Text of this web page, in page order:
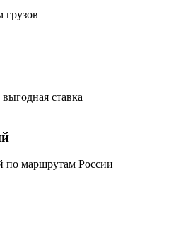
грузов
ставка
по маршрутам России